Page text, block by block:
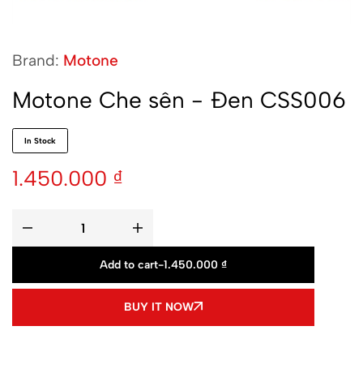
Brand: Motone
Motone Che sên - Đen CSS006
In Stock
1.450.000 ₫
Add to cart-1.450.000 ₫
BUY IT NOW